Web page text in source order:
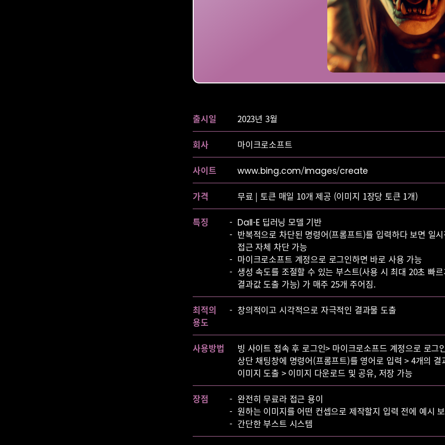
출시일 2023년 3월
회사 마이크로소프트
사이트 www.bing.com/images/create
가격 무료 | 토큰 매일 10개 제공 (이미지 1장당 토큰 1개)
특징
Dall-E 딥러닝 모델 기반
반복적으로 차단된 명령어(프롬프트)를 입력하다 보면 일
접근 자체 차단 가능
마이크로소프트 계정으로 로그인하면 바로 사용 가능
생성 속도를 조절할 수 있는 부스트(사용 시 최대 20초 빠
결과값 도출 가능) 가 매주 25개 주어짐.
최적의
용도
창의적이고 시각적으로 자극적인 결과물 도출
사용방법
빙 사이트 접속 후 로그인> 마이크로소프드 계정으로 로그
상단 채팅창에 명령어(프롬프트)를 영어로 입력 > 4개의 결
이미지 도출 > 이미지 다운로드 및 공유, 저장 가능
장점
완전히 무료라 접근 용이
원하는 이미지를 어떤 컨셉으로 제작할지 입력 전에 예시
간단한 부스트 시스템